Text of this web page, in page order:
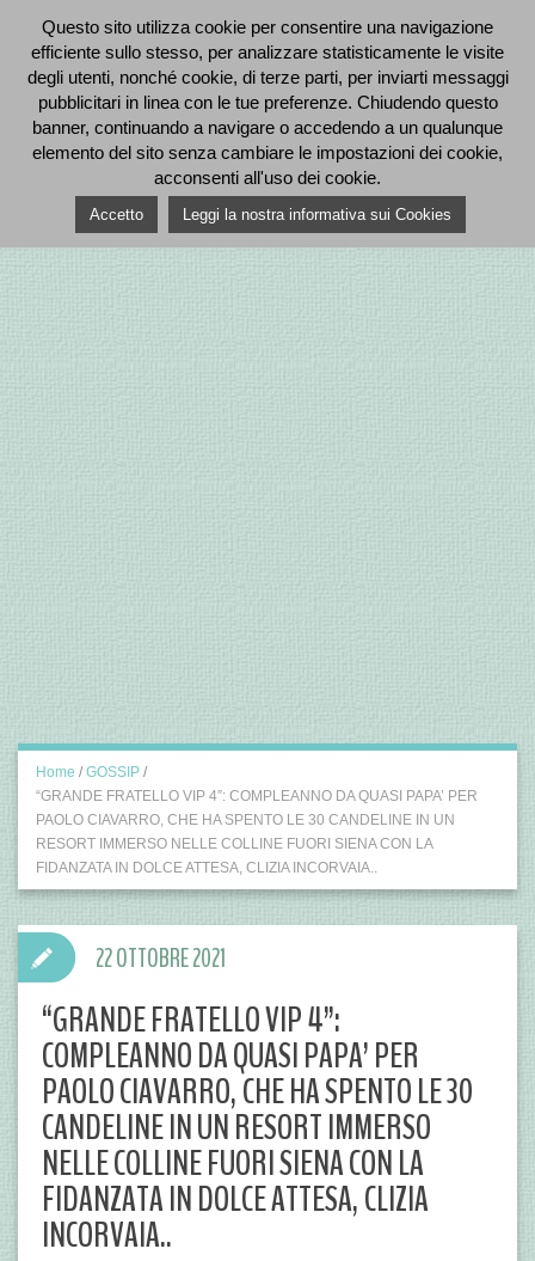
Home / GOSSIP /
“GRANDE FRATELLO VIP 4”: COMPLEANNO DA QUASI PAPA’ PER
PAOLO CIAVARRO, CHE HA SPENTO LE 30 CANDELINE IN UN
RESORT IMMERSO NELLE COLLINE FUORI SIENA CON LA
FIDANZATA IN DOLCE ATTESA, CLIZIA INCORVAIA..
“GRANDE FRATELLO VIP 4”:
COMPLEANNO DA QUASI PAPA’ PER
PAOLO CIAVARRO, CHE HA SPENTO LE 30
CANDELINE IN UN RESORT IMMERSO
NELLE COLLINE FUORI SIENA CON LA
FIDANZATA IN DOLCE ATTESA, CLIZIA
INCORVAIA..
22 OTTOBRE 2021
Questo sito utilizza cookie per consentire una navigazione
efficiente sullo stesso, per analizzare statisticamente le visite
degli utenti, nonché cookie, di terze parti, per inviarti messaggi
pubblicitari in linea con le tue preferenze. Chiudendo questo
banner, continuando a navigare o accedendo a un qualunque
elemento del sito senza cambiare le impostazioni dei cookie,
acconsenti all'uso dei cookie.
Accetto Leggi la nostra informativa sui Cookies